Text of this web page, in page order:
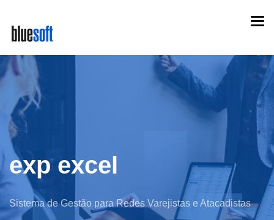
main
content
exp excel
Sistema de Gestão para Redes Varejistas e Atacadistas